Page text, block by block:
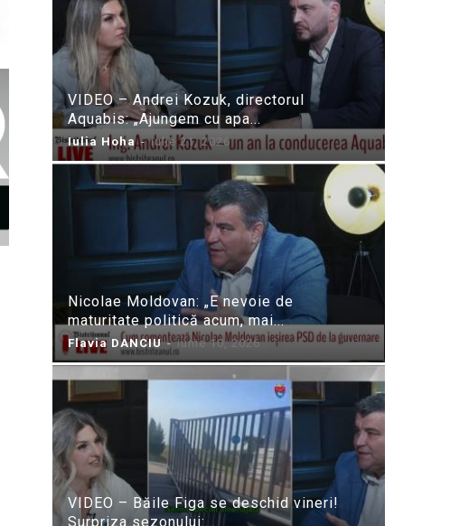
VIDEO – Andrei Kozuk, directorul
Aquabis: „Ajungem cu apa...
Iulia Hoha - iulie 21, 2026
Nicolae Moldovan: „E nevoie de
maturitate politică acum, mai...
Flavia DANCIU - iunie 10, 2026
VIDEO – Băile Figa se deschid vineri!
Surpriza sezonului:...